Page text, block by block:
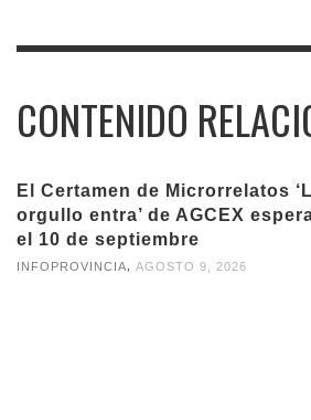
CONTENIDO
El Certamen de Microrrelatos
orgullo entra’ de AGCEX
el 10 de septiembre
INFOPROVINCIA, AGOSTO 9, 2026